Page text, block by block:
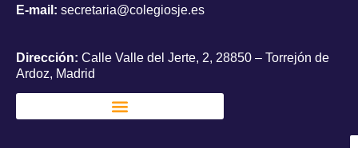
E-mail: secretaria@colegiosje.es
Dirección: Calle Valle del Jerte, 2, 28850 – Torrejón de
Ardoz, Madrid